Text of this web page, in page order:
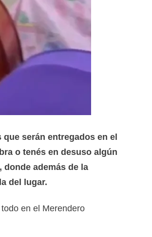
serán entregados en el
o tenés en desuso algún
además de la
del lugar.
en el Merendero